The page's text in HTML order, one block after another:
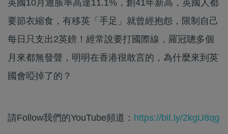
英國10月通脹率高達11.1%，創41年新高，英國人都
要節衣縮食，有移英「手足」就曾經抱怨，限制自己
每日只支出2英鎊！經常說要打國際線，羅冠聰多個
月來都無發聲，明明在香港很敢言的，為什麼來到英
國會啞掉了的？
請Follow我們的YouTube頻道： https://bit.ly/2kgU8qg